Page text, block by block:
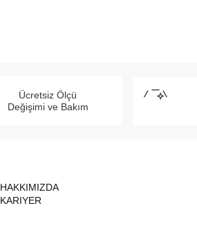
Ücretsiz Ölçü
Değişimi ve Bakım
HAKKIMIZDA
KARIYER